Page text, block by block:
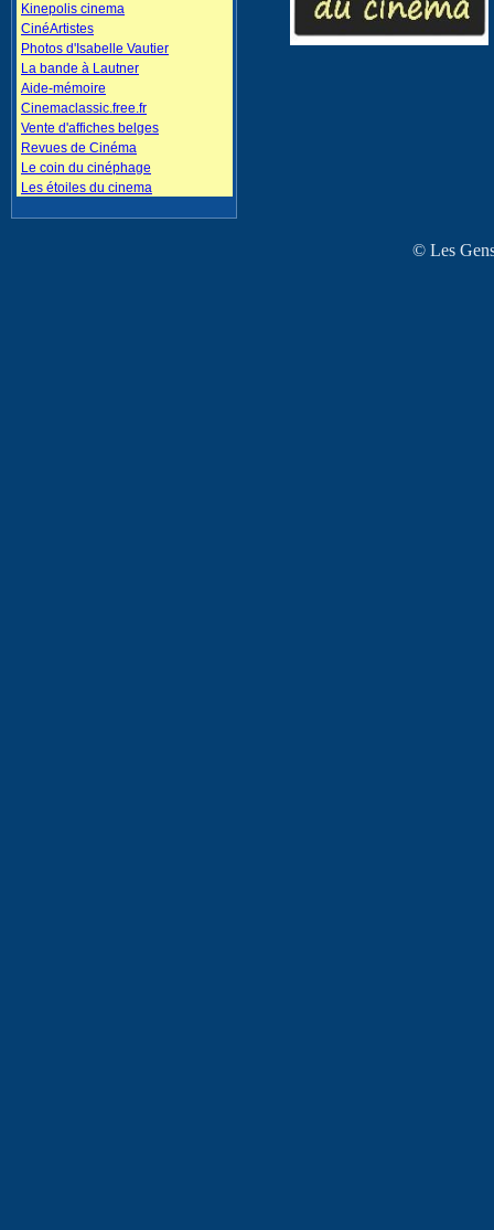
Kinepolis cinema
CinéArtistes
Photos d'Isabelle Vautier
La bande à Lautner
Aide-mémoire
Cinemaclassic.free.fr
Vente d'affiches belges
Revues de Cinéma
Le coin du cinéphage
Les étoiles du cinema
© Les